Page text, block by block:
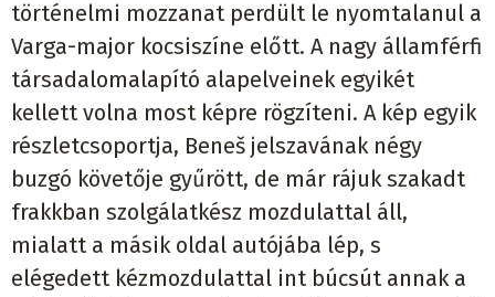
történelmi mozzanat perdült le nyomtalanul a
Varga-major kocsiszíne előtt. A nagy államférfi
társadalomalapító alapelveinek egyikét
kellett volna most képre rögzíteni. A kép egyik
részletcsoportja, Beneš jelszavának négy
buzgó követője gyűrött, de már rájuk szakadt
frakkban szolgálatkész mozdulattal áll,
mialatt a másik oldal autójába lép, s
elégedett kézmozdulattal int búcsút annak a